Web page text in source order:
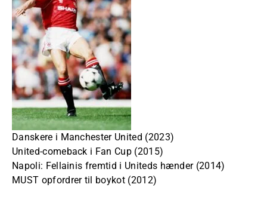
Danskere i Manchester United (2023)
United-comeback i Fan Cup (2015)
Napoli: Fellainis fremtid i Uniteds hænder (2014)
MUST opfordrer til boykot (2012)